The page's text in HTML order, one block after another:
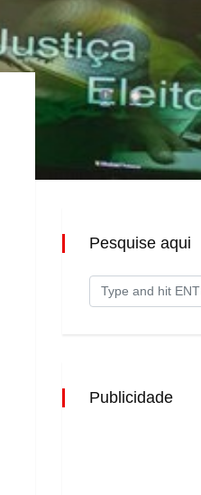
Pesquise aqui
Publicidade